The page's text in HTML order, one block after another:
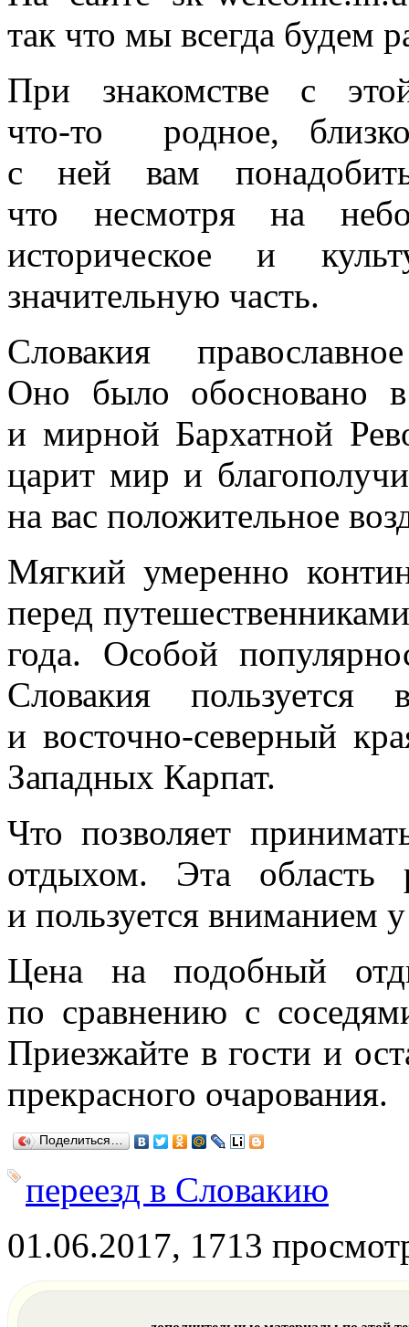
так что мы всегда будем
При знакомстве с
что-то родное,
с ней вам
что несмотря на
историческое и
значительную часть.
Словакия
Оно было обосновано
и мирной Бархатной
царит мир и
на вас положительное
Мягкий умеренно
перед
года. Особой
Словакия
и восточно-северный
Западных Карпат.
Что позволяет
отдыхом. Эта область
и пользуется вниманием
Цена на подобный
по сравнению с
Приезжайте в гости и
прекрасного очарования.
Поделиться…
переезд в Словакию
01.06.2017, 1713